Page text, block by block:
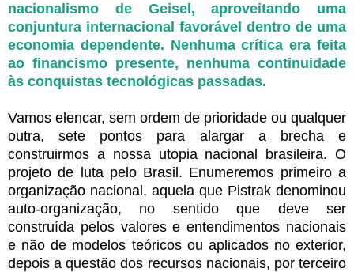
nacionalismo de Geisel, aproveitando uma
conjuntura internacional favorável dentro de uma
economia dependente. Nenhuma crítica era feita
ao financismo presente, nenhuma continuidade
às conquistas tecnológicas passadas.
Vamos elencar, sem ordem de prioridade ou qualquer
outra, sete pontos para alargar a brecha e
construirmos a nossa utopia nacional brasileira. O
projeto de luta pelo Brasil. Enumeremos primeiro a
organização nacional, aquela que Pistrak denominou
auto-organização, no sentido que deve ser
construída pelos valores e entendimentos nacionais
e não de modelos teóricos ou aplicados no exterior,
depois a questão dos recursos nacionais, por terceiro